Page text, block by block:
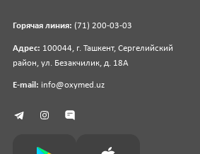
Горячая линия: (71) 200-03-03
Адрес: 100044, г. Ташкент, Сергелийский
район, ул. Безакчилик, д. 18А
E-mail: info@oxymed.uz